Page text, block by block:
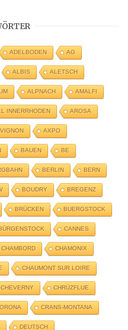
ADELBODEN AG
ALBIS ALETSCH
ALPNACH AMALFI
INNERRHODEN AROSA
AXPO
BAUEN BE
BERLIN BERN
BOUDRY BREGENZ
BRÜCKEN BUERGSTOCK
CANNES
CHAMBORD CHAMONIX
CHAUMONT SUR LOIRE
CHEVERNY CHRÜZFLUE
CRANS-MONTANA
DEUTSCH